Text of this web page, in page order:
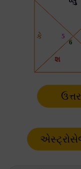
ઉત્તર